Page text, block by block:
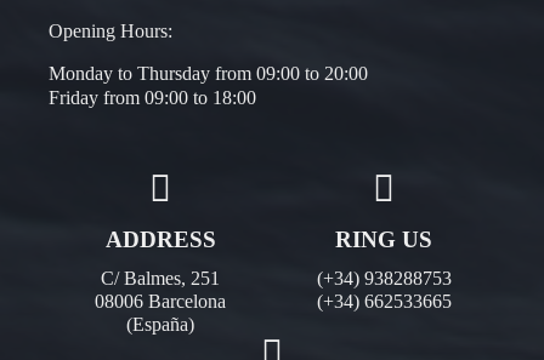
Opening Hours:
Monday to Thursday from 09:00 to 20:00
Friday from 09:00 to 18:00
ADDRESS
C/ Balmes, 251
08006 Barcelona
(España)
RING US
(+34) 938288753
(+34) 662533665